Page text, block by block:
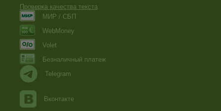
Проверка качества текста
МИР / СБП
WebMoney
Volet
Безналичный платеж
Telegram
Вконтакте